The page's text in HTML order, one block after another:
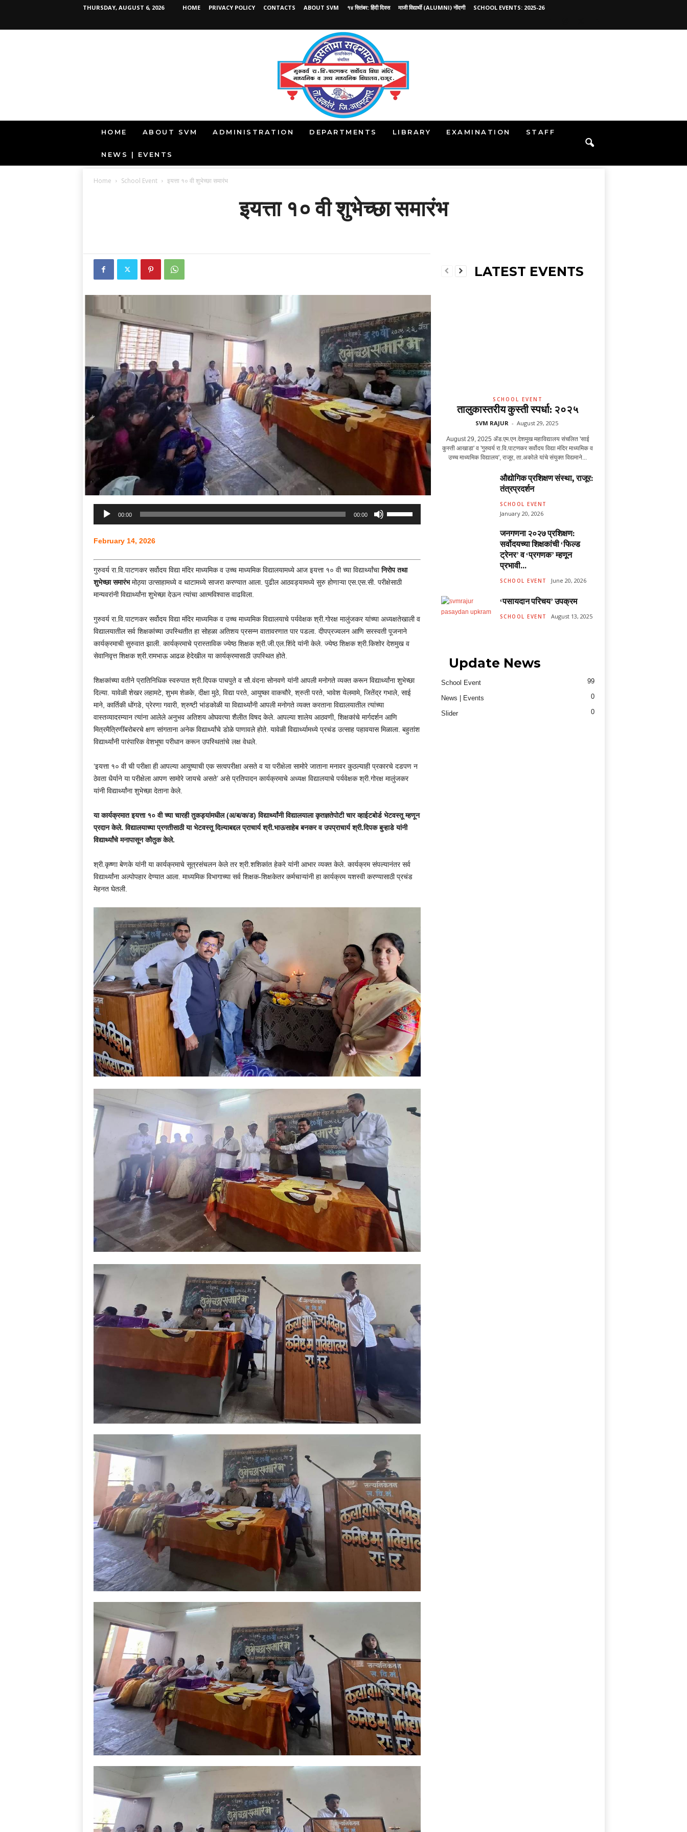
THURSDAY, AUGUST 6, 2026 HOME PRIVACY POLICY CONTACTS ABOUT SVM १४ सितंबर: हिंदी दिवस माजी विद्यार्थी (ALUMNI) नोंदणी SCHOOL EVENTS: 2025-26
HOME ABOUT SVM ADMINISTRATION DEPARTMENTS LIBRARY EXAMINATION STAFF
NEWS | EVENTS
Home School Event इयत्ता १० वी शुभेच्छा समारंभ
इयत्ता १० वी शुभेच्छा समारंभ
Audio
00:00 00:00
to
increase
or
February 14, 2026
गुरुवर्य रा.वि.पाटणकर सर्वोदय विद्या मंदिर माध्यमिक व उच्च माध्यमिक विद्यालयामध्ये आज इयत्ता १० वी च्या विद्यार्थ्यांचानिरोप तथा
शुभेच्छा समारंभमोठ्या उत्साहामध्ये व थाटामध्ये साजरा करण्यात आला. पुढील आठवड्यामध्ये सुरु होणाऱ्या एस.एस.सी. परीक्षेसाठी
मान्यवरांनी विद्यार्थ्यांना शुभेच्छा देऊन त्यांचा आत्मविश्वास वाढविला.
गुरुवर्य रा.वि.पाटणकर सर्वोदय विद्या मंदिर माध्यमिक व उच्च माध्यमिक विद्यालयाचे पर्यवेक्षक श्री.गोरक्ष मालुंजकर यांच्या अध्यक्षतेखाली व
विद्यालयातील सर्व शिक्षकांच्या उपस्थितीत हा सोहळा अतिशय प्रसन्न वातावरणात पार पडला. दीपप्रज्वलन आणि सरस्वती पूजनाने
कार्यक्रमाची सुरुवात झाली. कार्यक्रमाचे प्रास्ताविक ज्येष्ठ शिक्षक श्री.जी.एल.शिंदे यांनी केले. ज्येष्ठ शिक्षक श्री.किशोर देशमुख व
सेवानिवृत्त शिक्षक श्री.रामभाऊ आढळ हेदेखील या कार्यक्रमासाठी उपस्थित होते.
शिक्षकांच्या वतीने प्रातिनिधिक स्वरुपात श्री.दिपक पाचपुते व सौ.वंदना सोनवणे यांनी आपली मनोगते व्यक्त करून विद्यार्थ्यांना शुभेच्छा
दिल्या. यावेळी शेखर लहामटे, शुभम शेळके, दीक्षा मुठे, विद्या परते, आयुष्का वाकचौरे, श्रुती परते, भावेश येलमामे, जितेंद्र गभाले, साई
माने, कार्तिकी धोंगडे, प्रेरणा गवारी, श्रुष्टी भांडकोळी या विद्यार्थ्यांनी आपली मनोगते व्यक्त करताना विद्यालयातील त्यांच्या
वास्तव्यादरम्यान त्यांना आलेले अनुभव अतिशय ओघवत्या शैलीत विषद केले. आपल्या शालेय आठवणी, शिक्षकांचे मार्गदर्शन आणि
मित्रमैत्रिणींबरोबरचे क्षण सांगताना अनेक विद्यार्थ्यांचे डोळे पाणावले होते. यावेळी विद्यार्थ्यामध्ये प्रचंड उत्साह पहावयास मिळाला. बहुतांश
विद्यार्थ्यांनी पारंपारिक वेशभूषा परीधान करून उपस्थितांचे लक्ष वेधले.
‘इयत्ता १० वी ची परीक्षा ही आपल्या आयुष्याची एक सत्वपरीक्षा असते व या परीक्षेला सामोरे जाताना मनावर कुठल्याही प्रकारचे दडपण न
ठेवता धैर्याने या परीक्षेला आपण सामोरे जायचे असते’ असे प्रतिपादन कार्यक्रमाचे अध्यक्ष विद्यालयाचे पर्यवेक्षक श्री.गोरक्ष मालुंजकर
यांनी विद्यार्थ्यांना शुभेच्छा देताना केले.
या कार्यक्रमात इयत्ता १० वी च्या चारही तुकड्यांमधील (अ/ब/क/ड) विद्यार्थ्यांनी विद्यालयाला कृतज्ञतेपोटी चार व्हाईटबोर्ड भेटवस्तू म्हणून
प्रदान केले. विद्यालयाच्या प्रगतीसाठी या भेटवस्तू दिल्याबद्दल प्राचार्य श्री.भाऊसाहेब बनकर व उपप्राचार्य श्री.दिपक बुऱ्हाडे यांनी
विद्यार्थ्यांचे मनापासून कौतुक केले.
श्री.कृष्णा बेणके यांनी या कार्यक्रमाचे सूत्रसंचलन केले तर श्री.शशिकांत हेकरे यांनी आभार व्यक्त केले. कार्यक्रम संपल्यानंतर सर्व
विद्यार्थ्यांना अल्पोपहार देण्यात आला. माध्यमिक विभागाच्या सर्व शिक्षक-शिक्षकेतर कर्मचाऱ्यांनी हा कार्यक्रम यशस्वी करण्यासाठी प्रचंड
मेहनत घेतली.
LATEST EVENTS
SCHOOL EVENT
तालुकास्तरीय कुस्ती स्पर्धा: २०२५
SVM RAJUR - August 29, 2025
August 29, 2025 ॲड.एम.एन.देशमुख महाविद्यालय संचलित 'साई
कुस्ती आखाडा' व 'गुरुवर्य रा.वि.पाटणकर सर्वोदय विद्या मंदिर माध्यमिक व
उच्च माध्यमिक विद्यालय', राजूर, ता.अकोले यांचे संयुक्त विद्यमाने...
औद्योगिक प्रशिक्षण संस्था, राजूर:
तंत्रप्रदर्शन
SCHOOL EVENT
January 20, 2026
जनगणना २०२७ प्रशिक्षण:
सर्वोदयच्या शिक्षकांची ‘फिल्ड
ट्रेनर’ व ‘प्रगणक’ म्हणून
प्रभावी...
SCHOOL EVENT June 20, 2026
‘पसायदान परिचय’ उपक्रम
SCHOOL EVENT August 13, 2025
Update News
School Event 99
News | Events 0
Slider 0